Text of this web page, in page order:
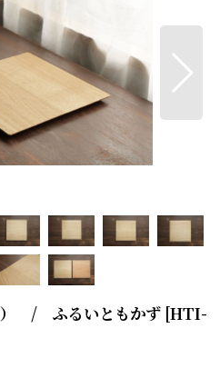
） / ふるいともかず [HTI-